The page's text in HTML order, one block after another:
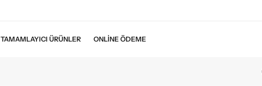
TAMAMLAYICI ÜRÜNLER ONLINE ÖDEME